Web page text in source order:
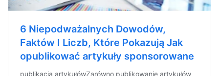
6 Niepodważalnych Dowodów,
Faktów I Liczb, Które Pokazują Jak
opublikować artykuły sponsorowane
publikacja artykułówZarówno publikowanie artykułów